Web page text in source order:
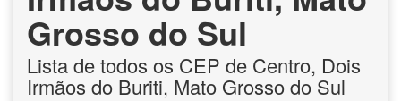
Grosso do Sul
Lista de todos os CEP de Centro, Dois
Irmãos do Buriti, Mato Grosso do Sul